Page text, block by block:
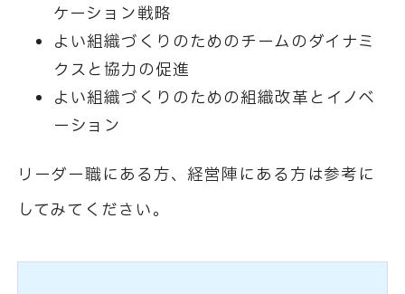
ケーション戦略
よい組織づくりのためのチームのダイナミ
クスと協力の促進
よい組織づくりのための組織改革とイノベ
ーション
リーダー職にある方、経営陣にある方は参考に
してみてください。